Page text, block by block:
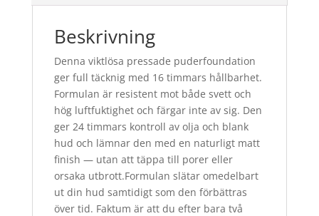
Beskrivning
Denna viktlösa pressade puderfoundation
ger full täcknig med 16 timmars hållbarhet.
Formulan är resistent mot både svett och
hög luftfuktighet och färgar inte av sig. Den
ger 24 timmars kontroll av olja och blank
hud och lämnar den med en naturligt matt
finish — utan att täppa till porer eller
orsaka utbrott.Formulan slätar omedelbart
ut din hud samtidigt som den förbättras
över tid. Faktum är att du efter bara två